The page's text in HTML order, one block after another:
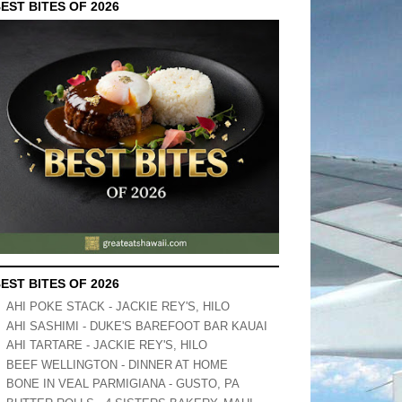
BITES OF 2026
BITES OF 2026
AHI POKE STACK - JACKIE REY'S, HILO
AHI SASHIMI - DUKE'S BAREFOOT BAR KAUAI
AHI TARTARE - JACKIE REY'S, HILO
BEEF WELLINGTON - DINNER AT HOME
BONE IN VEAL PARMIGIANA - GUSTO, PA